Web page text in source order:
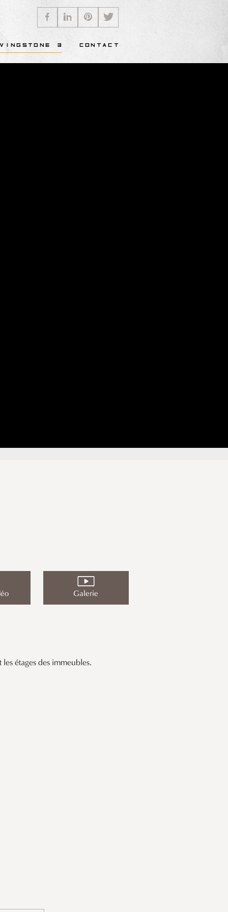
3 CONTACT
Galerie
étages des immeubles.